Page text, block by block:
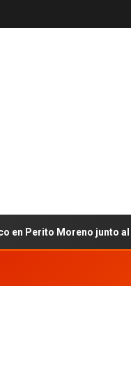
Moreno junto al INET